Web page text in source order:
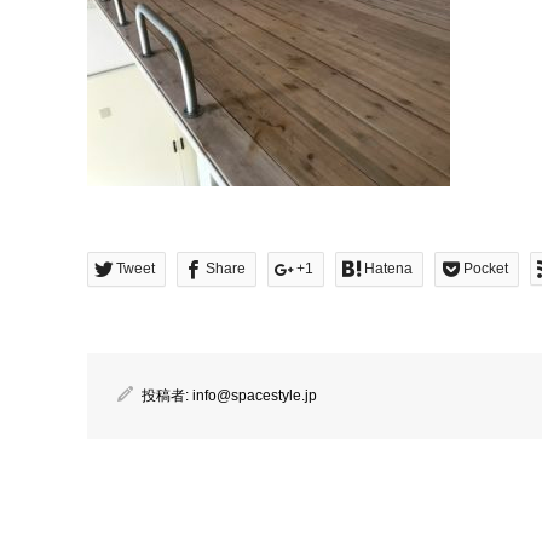
Tweet Share +1 Hatena Pocket
投稿者: info@spacestyle.jp